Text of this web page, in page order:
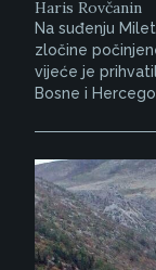
Haris Rovčanin
Na suđenju
zločine
vijeće je
Bosne i